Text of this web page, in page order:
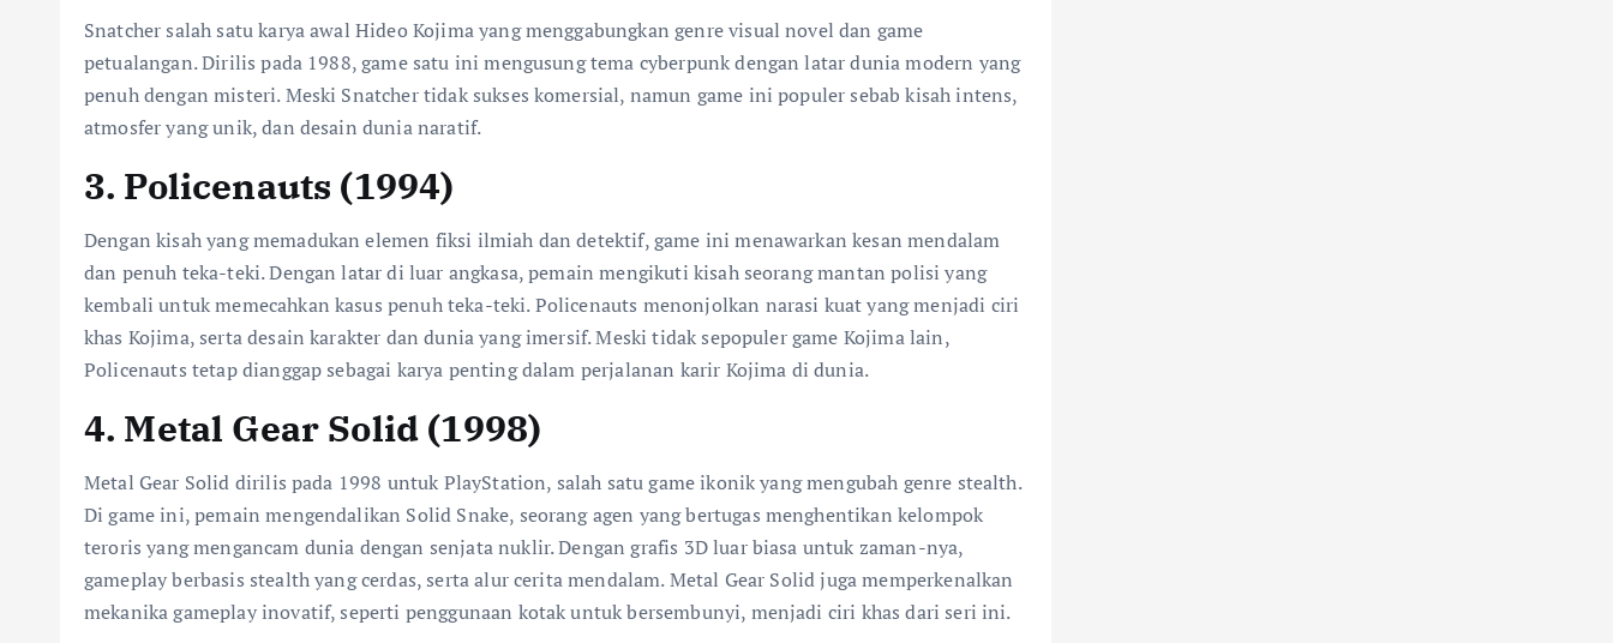
Snatcher salah satu karya awal Hideo Kojima yang menggabungkan genre visual novel dan game
petualangan. Dirilis pada 1988, game satu ini mengusung tema cyberpunk dengan latar dunia modern yang
penuh dengan misteri. Meski Snatcher tidak sukses komersial, namun game ini populer sebab kisah intens,
atmosfer yang unik, dan desain dunia naratif.
3. Policenauts (1994)
Dengan kisah yang memadukan elemen fiksi ilmiah dan detektif, game ini menawarkan kesan mendalam
dan penuh teka-teki. Dengan latar di luar angkasa, pemain mengikuti kisah seorang mantan polisi yang
kembali untuk memecahkan kasus penuh teka-teki. Policenauts menonjolkan narasi kuat yang menjadi ciri
khas Kojima, serta desain karakter dan dunia yang imersif. Meski tidak sepopuler game Kojima lain,
Policenauts tetap dianggap sebagai karya penting dalam perjalanan karir Kojima di dunia.
4. Metal Gear Solid (1998)
Metal Gear Solid dirilis pada 1998 untuk PlayStation, salah satu game ikonik yang mengubah genre stealth.
Di game ini, pemain mengendalikan Solid Snake, seorang agen yang bertugas menghentikan kelompok
teroris yang mengancam dunia dengan senjata nuklir. Dengan grafis 3D luar biasa untuk zaman-nya,
gameplay berbasis stealth yang cerdas, serta alur cerita mendalam. Metal Gear Solid juga memperkenalkan
mekanika gameplay inovatif, seperti penggunaan kotak untuk bersembunyi, menjadi ciri khas dari seri ini.